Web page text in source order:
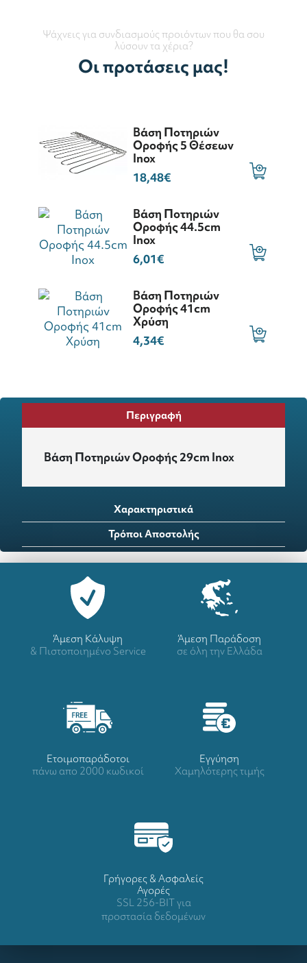
Ψάχνεις για συνδιασμούς προιόντων που θα σου
λύσουν τα χέρια?
Οι προτάσεις μας!
Βάση Ποτηριών
Οροφής 5 Θέσεων
Inox
18,48€
Βάση Ποτηριών
Οροφής 44.5cm
Inox
6,01€
Βάση Ποτηριών
Οροφής 41cm
Χρύση
4,34€
Περιγραφή
Βάση Ποτηριών Οροφής 29cm Inox
Χαρακτηριστικά
Τρόποι Αποστολής
Άμεση Κάλυψη
& Πιστοποιημένο Service
Άμεση Παράδοση
σε όλη την Ελλάδα
Ετοιμοπαράδοτοι
πάνω απο 2000 κωδικοί
Eγγύηση
Χαμηλότερης τιμής
Γρήγορες & Ασφαλείς
Αγορές
SSL 256-BIT για
προστασία δεδομένων